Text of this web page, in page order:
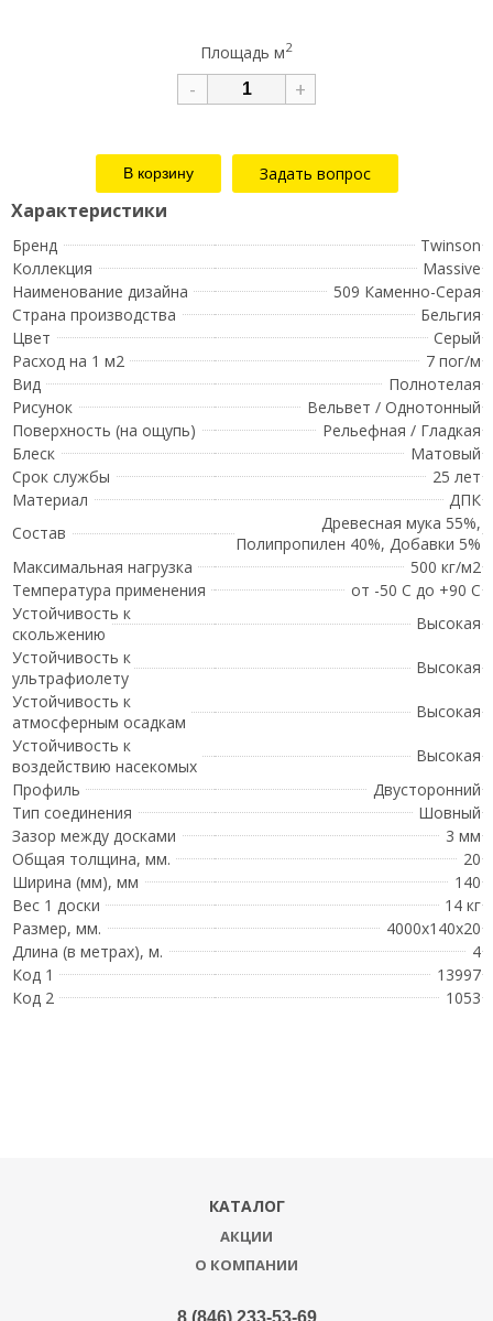
Площадь м2
- +
Задать вопрос
Бренд
Twinson
Коллекция
Massive
Наименование дизайна
509 Каменно-Серая
Страна производства
Бельгия
Цвет
Серый
Расход на 1 м2
7 пог/м
Вид
Полнотелая
Рисунок
Вельвет / Однотонный
Поверхность (на ощупь)
Рельефная / Гладкая
Блеск
Матовый
Срок службы
25 лет
Материал
ДПК
Состав
Древесная мука 55%,
Полипропилен 40%, Добавки 5%
Максимальная нагрузка
500 кг/м2
Температура применения
от -50 С до +90 С
Устойчивость к
скольжению
Высокая
Устойчивость к
ультрафиолету
Высокая
Устойчивость к
атмосферным осадкам
Высокая
Устойчивость к
воздействию насекомых
Высокая
Профиль
Двусторонний
Тип соединения
Шовный
Зазор между досками
3 мм
Общая толщина, мм.
20
Ширина (мм), мм
140
Вес 1 доски
14 кг
Размер, мм.
4000x140x20
Длина (в метрах), м.
4
Код 1
13997
Код 2
1053
КАТАЛОГ
АКЦИИ
О КОМПАНИИ
8 (846) 233-53-69